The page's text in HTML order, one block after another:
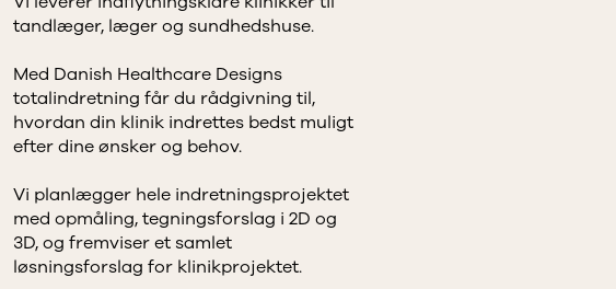
tandlæger, læger og sundhedshuse.
Med Danish Healthcare Designs
totalindretning får du rådgivning til,
hvordan din klinik indrettes bedst muligt
efter dine ønsker og behov.
Vi planlægger hele indretningsprojektet
med opmåling, tegningsforslag i 2D og
3D, og fremviser et samlet
løsningsforslag for klinikprojektet.